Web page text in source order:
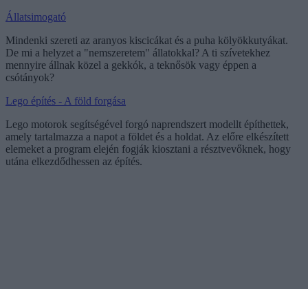
Állatsimogató
Mindenki szereti az aranyos kiscicákat és a puha kölyökkutyákat.
De mi a helyzet a "nemszeretem" állatokkal? A ti szívetekhez
mennyire állnak közel a gekkók, a teknősök vagy éppen a
csótányok?
Lego építés - A föld forgása
Lego motorok segítségével forgó naprendszert modellt építhettek,
amely tartalmazza a napot a földet és a holdat. Az előre elkészített
elemeket a program elején fogják kiosztani a résztvevőknek, hogy
utána elkezdődhessen az építés.